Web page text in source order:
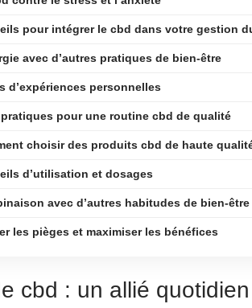
pour intégrer le cbd dans votre gestion
avec d’autres pratiques de bien-être
d’expériences personnelles
pour une routine cbd de qualité
choisir des produits cbd de haute
d’utilisation et dosages
avec d’autres habitudes de bien-être
les pièges et maximiser les bénéfices
cbd : un allié quotidien